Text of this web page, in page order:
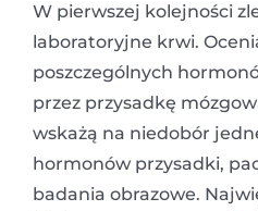
W pierwszej kolejności
laboratoryjne krwi.
poszczególnych
przez przysadkę
wskażą na niedobór
hormonów przysadki,
badania obrazowe.